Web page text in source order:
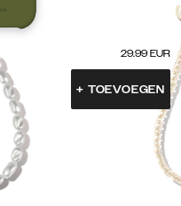
29.99 EUR
+ TOEVOEGEN